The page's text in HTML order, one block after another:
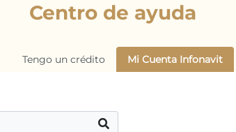
Centro de ayuda
Tengo un crédito Mi Cuenta Infonavit